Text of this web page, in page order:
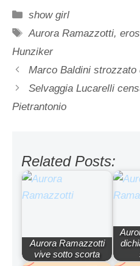
Categorie
show girl
Tag
Aurora Ramazzotti,
Hunziker
Marco Baldini
Selvaggia Lucarelli
Pietrantonio
Related Posts:
Aurora Ramazzotti
vive sotto scorta